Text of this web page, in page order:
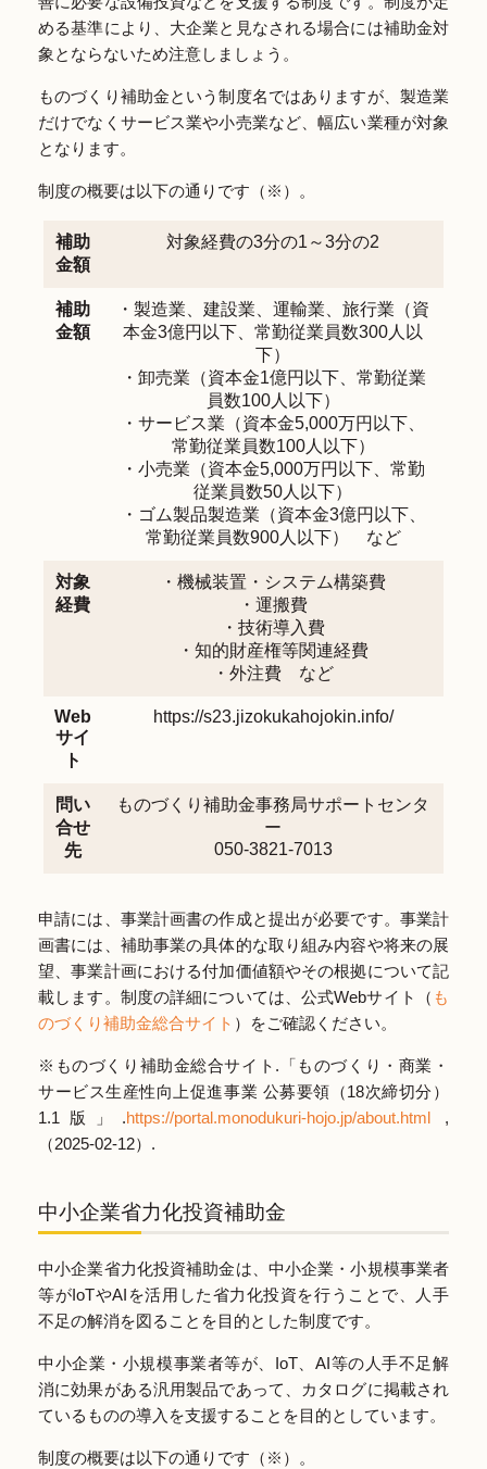
める基準により、大企業と見なされる場合には補助金対
象とならないため注意しましょう。
ものづくり補助金という制度名ではありますが、製造業
だけでなくサービス業や小売業など、幅広い業種が対象
となります。
制度の概要は以下の通りです（※）。
補助
金額
対象経費の3分の1～3分の2
補助
金額
・製造業、建設業、運輸業、旅行業（資
本金3億円以下、常勤従業員数300人以
下）
・卸売業（資本金1億円以下、常勤従業
員数100人以下）
・サービス業（資本金5,000万円以下、
常勤従業員数100人以下）
・小売業（資本金5,000万円以下、常勤
従業員数50人以下）
・ゴム製品製造業（資本金3億円以下、
常勤従業員数900人以下） など
対象
経費
・機械装置・システム構築費
・運搬費
・技術導入費
・知的財産権等関連経費
・外注費 など
Web
サイ
ト
https://s23.jizokukahojokin.info/
問い
合せ
先
ものづくり補助金事務局サポートセンタ
ー
050-3821-7013
申請には、事業計画書の作成と提出が必要です。事業計
画書には、補助事業の具体的な取り組み内容や将来の展
望、事業計画における付加価値額やその根拠について記
載します。制度の詳細については、公式Webサイト（ も
のづくり補助金総合サイト ）をご確認ください。
※ものづくり補助金総合サイト.「ものづくり・商業・
サービス生産性向上促進事業 公募要領（18次締切分）
1.1版」.https://portal.monodukuri-hojo.jp/about.html
,
（2025-02-12）.
中小企業省力化投資補助金
中小企業省力化投資補助金は、中小企業・小規模事業者
等がIoTやAIを活用した省力化投資を行うことで、人手
不足の解消を図ることを目的とした制度です。
中小企業・小規模事業者等が、IoT、AI等の人手不足解
消に効果がある汎用製品であって、カタログに掲載され
ているものの導入を支援することを目的としています。
制度の概要は以下の通りです（※）。